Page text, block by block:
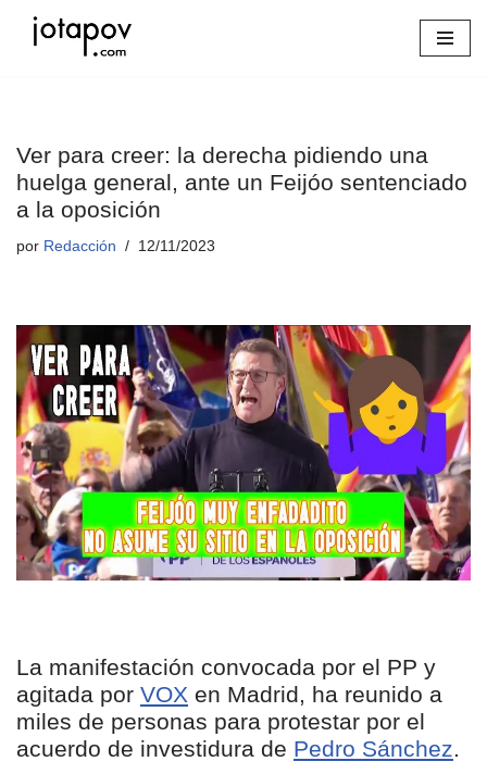
Ver para creer: la derecha pidiendo una
huelga general, ante un Feijóo sentenciado
a la oposición
por Redacción 12/11/2023
La manifestación convocada por el PP y
agitada por VOX en Madrid, ha reunido a
miles de personas para protestar por el
acuerdo de investidura de Pedro Sánchez.